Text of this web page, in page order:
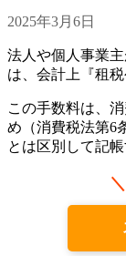
2025年3月6日
法人や個人事業
は、会計上『租
この手数料は、
め（消費税法第6
とは区別して記